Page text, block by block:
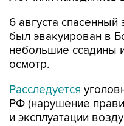
6 августа
был эвакуирован в
небольшие ссадины
осмотр.
Расследуется
РФ (нарушение
и эксплуатации